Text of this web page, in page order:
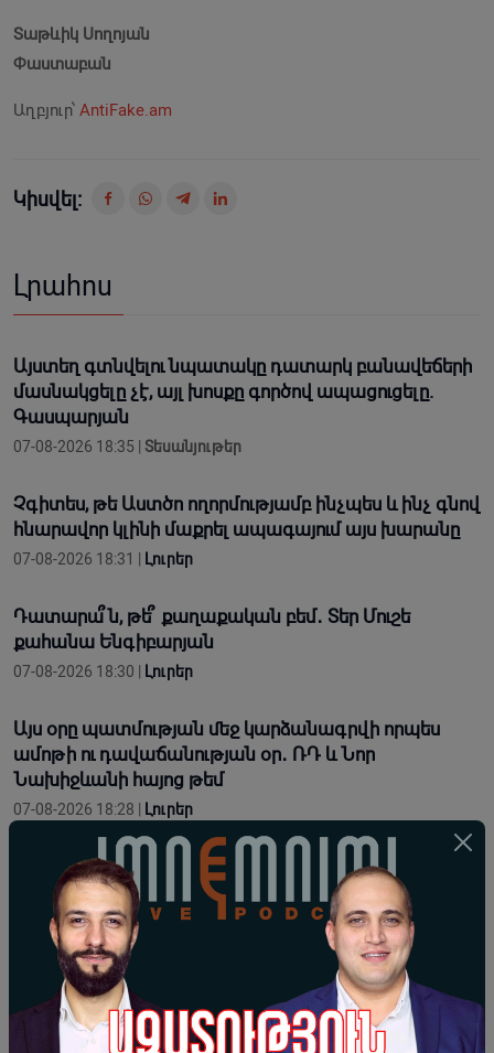
Տաթևիկ Սողոյան
Փաստաբան
Աղբյուր՝ AntiFake.am
Կիսվել:
Լրահոս
Այստեղ գտնվելու նպատակը դատարկ բանավեճերի
մասնակցելը չէ, այլ խոսքը գործով ապացուցելը.
Գասպարյան
07-08-2026 18:35 | Տեսանյութեր
Չգիտես, թե Աստծո ողորմությամբ ինչպես և ինչ գնով
հնարավոր կլինի մաքրել ապագայում այս խարանը
07-08-2026 18:31 | Լուրեր
Դատարա՞ն, թե՞ քաղաքական բեմ․ Տեր Մուշե
քահանա Ենգիբարյան
07-08-2026 18:30 | Լուրեր
Այս օրը պատմության մեջ կարձանագրվի որպես
ամոթի ու դավաճանության օր․ ՌԴ և Նոր
Նախիջևանի հայոց թեմ
07-08-2026 18:28 | Լուրեր
Հոգևորականին միտումնավոր իր ավազանի անունով
կոչելը բացահայտ անհարգալից վերաբերմունք է.
Տեր Եսայի
07-08-2026 18:26 |
Երբ վարչապետ ես, չի նշանակում, որ ինչ ուզես,
կարաս անես, Վեհափառին հեռացնելու